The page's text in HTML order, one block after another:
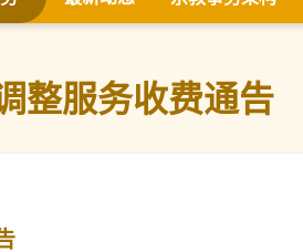
整服务收费通告